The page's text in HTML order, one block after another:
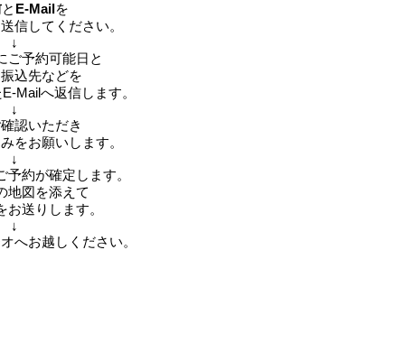
と E-Mailを
信してください。
↓
ご予約可能日と
込先などを
Mailへ返信します。
↓
認いただき
をお願いします。
↓
予約が確定します。
地図を添えて
お送りします。
↓
へお越しください。